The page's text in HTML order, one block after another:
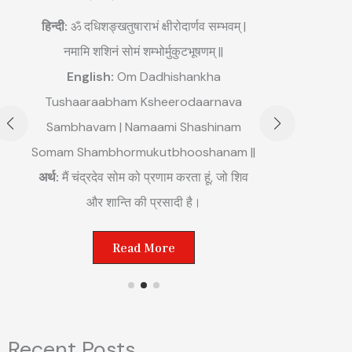
हिन्दी: ॐ दधिशङ्खतुषाराभं क्षीरोदार्णव सम्भवम् |
नमामि शशिनं सोमं शम्भोर्मुकुटभूषणम् ||
English: Om Dadhishankha
Tushaaraabham Ksheerodaarnava
Sambhavam | Namaami Shashinam
Somam Shambhormukutbhooshanam ||
अर्थ: मैं चंद्रदेव सोम को प्रणाम करता हूं, जो शिव
और शान्ति की प्रसादी है।
Read More